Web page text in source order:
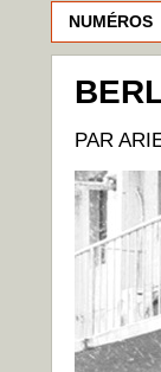
NUMÉROS
PAR